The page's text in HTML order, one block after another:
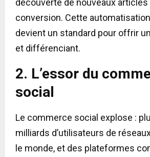
conversion. Cette
devient un standard pour offrir
et différenciant.
2. L’essor du
social
Le commerce social explose :
milliards d’utilisateurs de
le monde, et des plateformes